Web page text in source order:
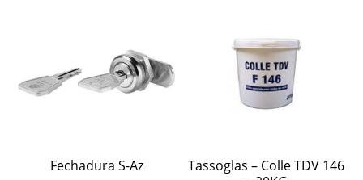
Fechadura S-Az
Tassoglas – Colle TDV 146